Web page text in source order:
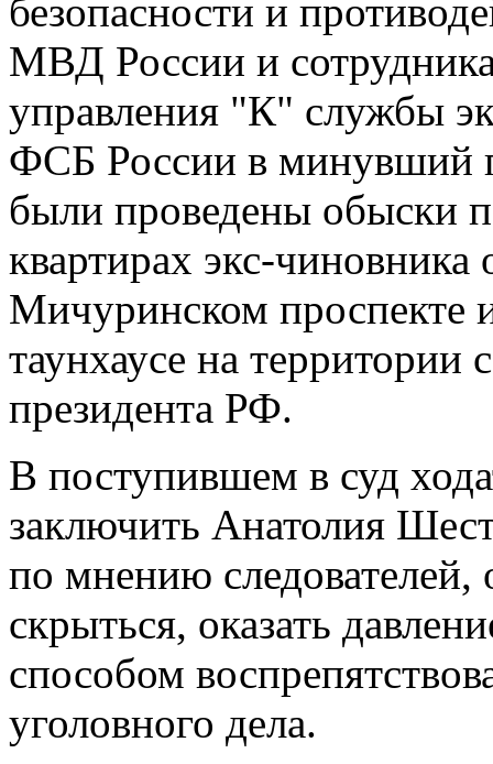
безопасности и
МВД России и
управления "К" службы
ФСБ России в минувший
были проведены обыски
квартирах экс-
Мичуринском проспекте
таунхаусе на территории
президента РФ.
В поступившем в суд
заключить Анатолия
по мнению следователей,
скрыться, оказать
способом
уголовного дела.